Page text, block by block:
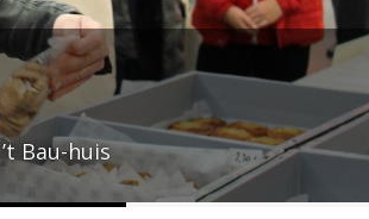
’t Bau-huis
FAQ